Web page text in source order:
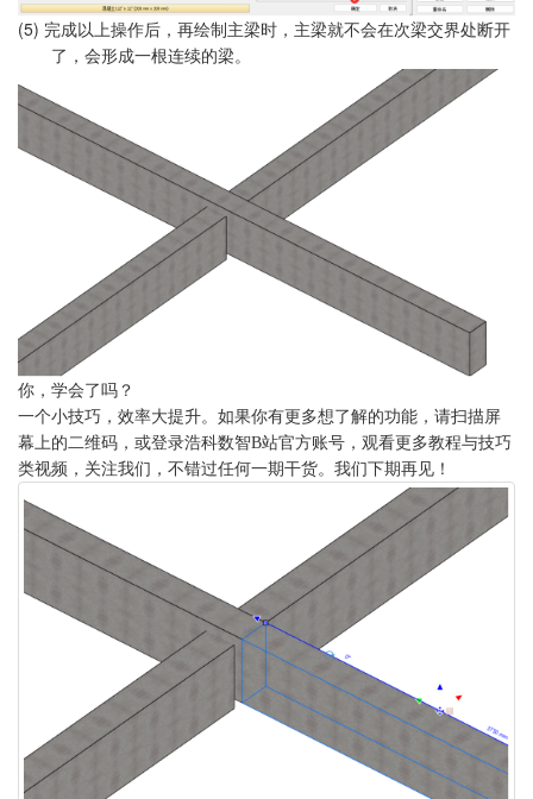
(5) 完成以上操作后，再绘制主梁时，主梁就不会在次梁交界处断开
了，会形成一根连续的梁。
你，学会了吗？
一个小技巧，效率大提升。如果你有更多想了解的功能，请扫描屏
幕上的二维码， 或登录浩科数智B站官方账号，观看更多教程与技巧
类视频 ， 关注我们，不错过任何一期干货。我们下期再见！